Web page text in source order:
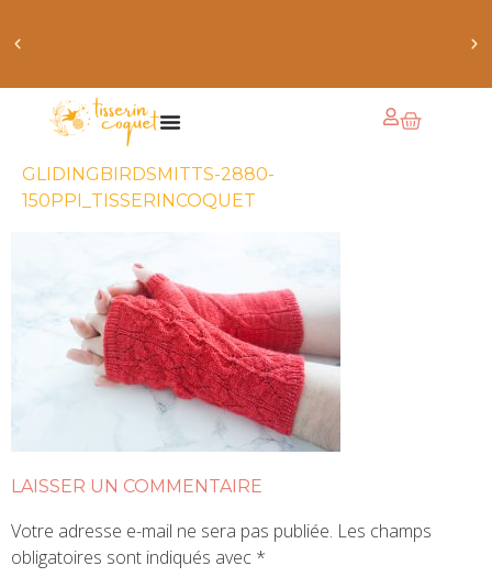
chaussettes douillettes :: le livre de chaussettes pour
petits et grands
GLIDINGBIRDSMITTS-2880-
150PPI_TISSERINCOQUET
LAISSER UN COMMENTAIRE
Votre adresse e-mail ne sera pas publiée. Les champs
obligatoires sont indiqués avec *